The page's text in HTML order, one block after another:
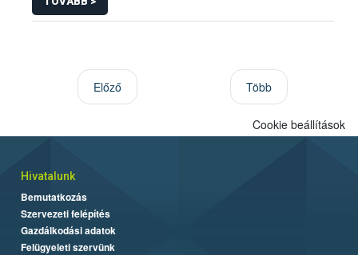
Előző Több
Cookie beállítások
Hivatalunk
Bemutatkozás
Szervezeti felépítés
Gazdálkodási adatok
Felügyeleti szervünk